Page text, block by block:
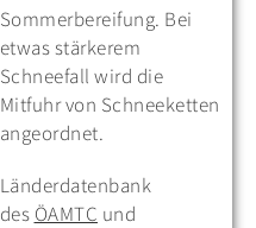
angeordnet.
des ÖAMTC und